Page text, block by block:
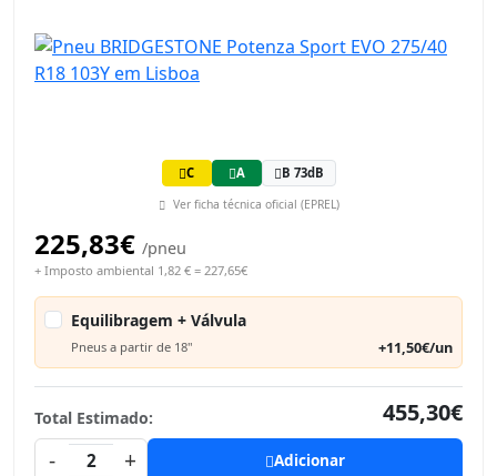
C A B 73dB
Ver ficha técnica oficial (EPREL)
225,83€ /pneu
+ Imposto ambiental 1,82 € = 227,65€
Equilibragem + Válvula
Pneus a partir de 18" +11,50€/un
Total Estimado:
455,30€
-
2 + Adicionar